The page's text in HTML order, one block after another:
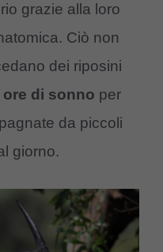
grazie alla loro
Ciò non
dei riposini
ore di sonno per
da piccoli
giorno.